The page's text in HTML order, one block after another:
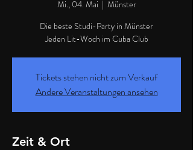
Mi., 04. Mai
  |
Münster
Die beste Studi-Party in Münster
Jeden Lit-Woch im Cuba Club
Tickets stehen nicht zum Verkauf
Andere Veranstaltungen ansehen
Zeit & Ort